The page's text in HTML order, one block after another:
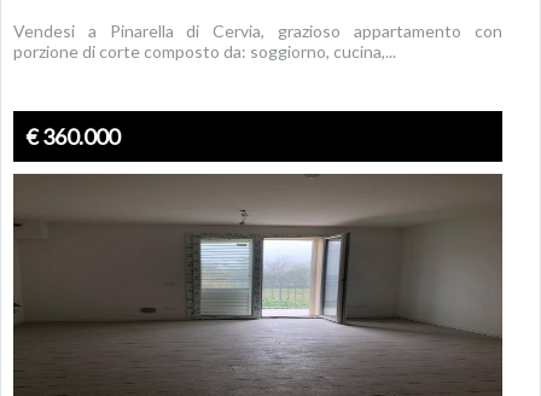
Vendesi a Pinarella di Cervia, grazioso appartamento con
porzione di corte composto da: soggiorno, cucina,...
€ 360.000